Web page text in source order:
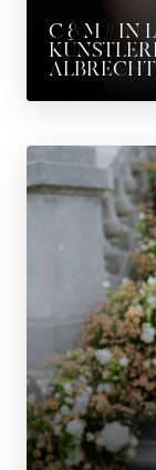
C & M // IN